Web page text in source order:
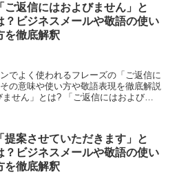
「ご返信にはおよびません」と
？ビジネスメールや敬語の使い
を徹底解釈
でよく使われるフレーズの「ご返信に
の意味や使い方や敬語表現を徹底解説
せん」とは? 「ご返信にはおよびま
「提案させていただきます」と
？ビジネスメールや敬語の使い
を徹底解釈